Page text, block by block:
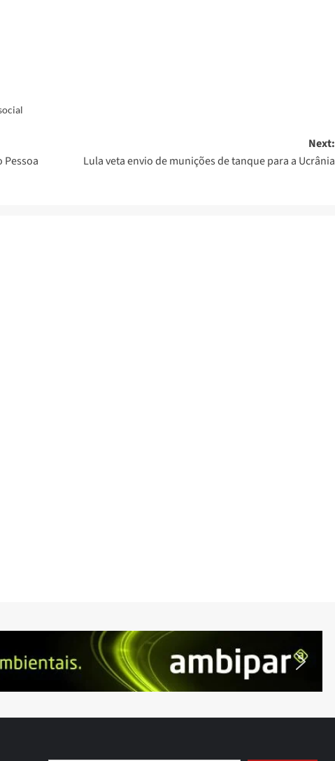
Next:
Lula veta envio de munições de tanque para a Ucrânia
Digite seu e-mail…